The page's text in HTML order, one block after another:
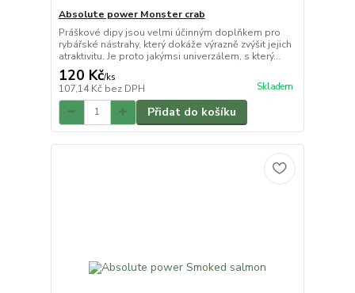
Absolute power Monster crab
Práškové dipy jsou velmi účinným doplňkem pro
rybářské nástrahy, který dokáže výrazně zvýšit jejich
atraktivitu. Je proto jakýmsi univerzálem, s který...
120 Kč/ks
107,14 Kč bez DPH Skladem
Přidat do košíku